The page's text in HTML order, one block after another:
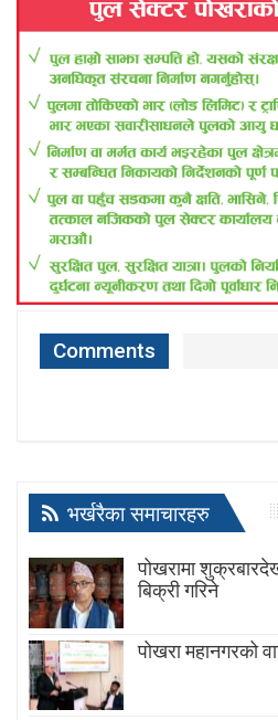
Comments
भर्खरैका समाचारहरु
पोखरामा
बिक्री गरिने
पोखरा महानगरको